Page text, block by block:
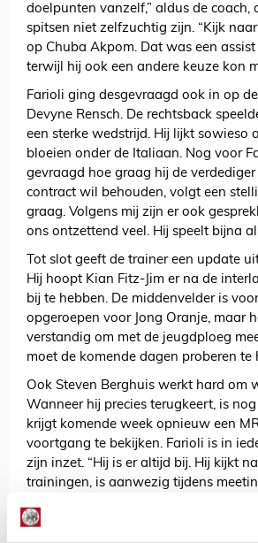
doelpunten vanzelf,” aldus de coach,
spitsen niet zelfzuchtig zijn. “Kijk
op Chuba Akpom. Dat was een assist
terwijl hij ook een andere keuze kon
Farioli ging desgevraagd ook in op
Devyne Rensch. De rechtsback
een sterke wedstrijd. Hij lijkt sowieso
bloeien onder de Italiaan. Nog voor
gevraagd hoe graag hij de
contract wil behouden, volgt een
graag. Volgens mij zijn er ook
ons ontzettend veel. Hij speelt bijna
Tot slot geeft de trainer een update
Hij hoopt Kian Fitz-Jim er na de
bij te hebben. De middenvelder is
opgeroepen voor Jong Oranje, maar
verstandig om met de jeugdploeg
moet de komende dagen proberen te
Ook Steven Berghuis werkt hard om
Wanneer hij precies terugkeert, is
krijgt komende week opnieuw een
voortgang te bekijken. Farioli is in
zijn inzet. “Hij is er altijd bij. Hij kijkt
trainingen, is aanwezig tijdens